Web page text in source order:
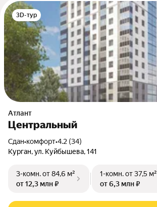
3D-тур
Атлант
Центральный
Сдан•комфорт•4.2 (34)
Курган, ул. Куйбышева, 141
3-комн.от 84,6 м²
от 12,3 млн ₽
1-комн.от 37,5 м²
от 6,3 млн ₽